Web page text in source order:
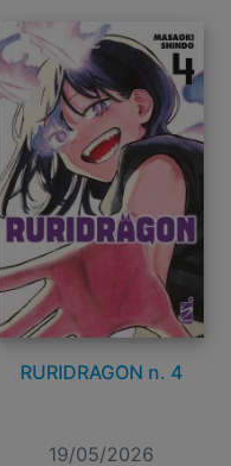
RURIDRAGON n. 4
19/05/2026